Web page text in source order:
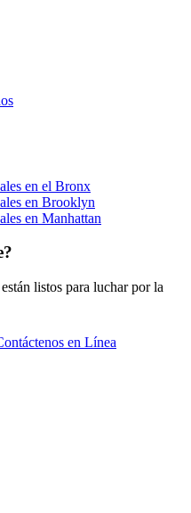
en el Bronx
en Brooklyn
en Manhattan
listos para luchar por la
en Línea